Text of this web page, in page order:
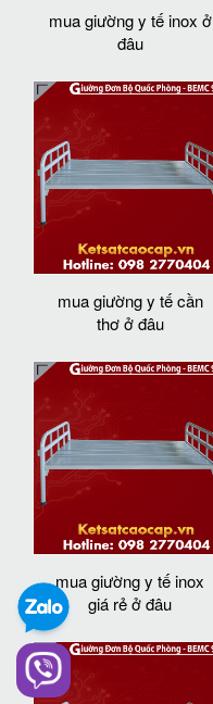
mua giường y tế inox ở
đâu
mua giường y tế cần
thơ ở đâu
mua giường y tế inox
giá rẻ ở đâu